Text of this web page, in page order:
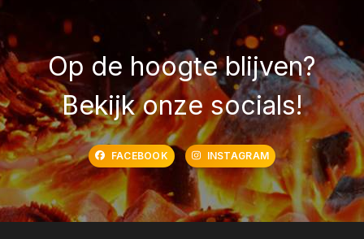
Op de hoogte blijven?
Bekijk onze socials!
FACEBOOK INSTAGRAM